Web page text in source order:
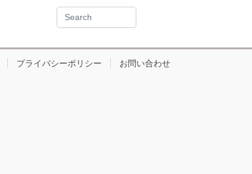
プライバシーポリシー
お問い合わせ